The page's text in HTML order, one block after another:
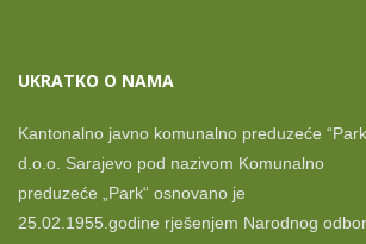
UKRATKO O NAMA
Kantonalno javno komunalno preduzeće
d.o.o. Sarajevo pod nazivom Komunalno
preduzeće „Park“ osnovano je
25.02.1955.godine rješenjem Narodnog